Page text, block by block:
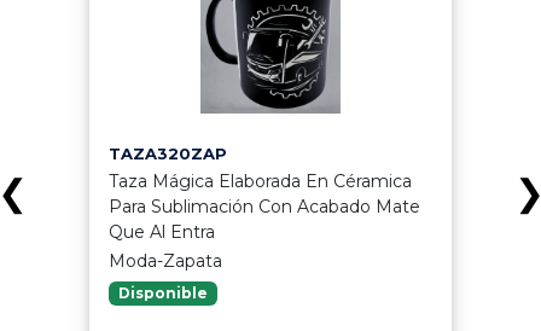
TAZA320ZAP
Taza Mágica Elaborada En Céramica
Para Sublimación Con Acabado Mate
Que Al Entra
Moda-Zapata
Disponible